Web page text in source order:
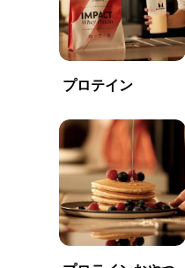
プロテイン